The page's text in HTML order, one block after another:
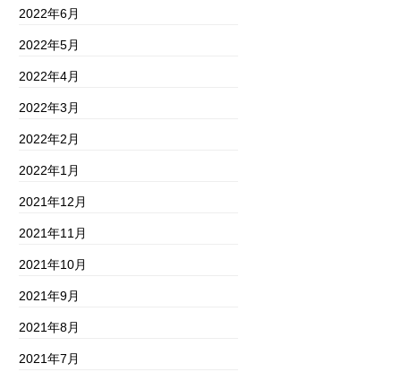
2022年6月
2022年5月
2022年4月
2022年3月
2022年2月
2022年1月
2021年12月
2021年11月
2021年10月
2021年9月
2021年8月
2021年7月